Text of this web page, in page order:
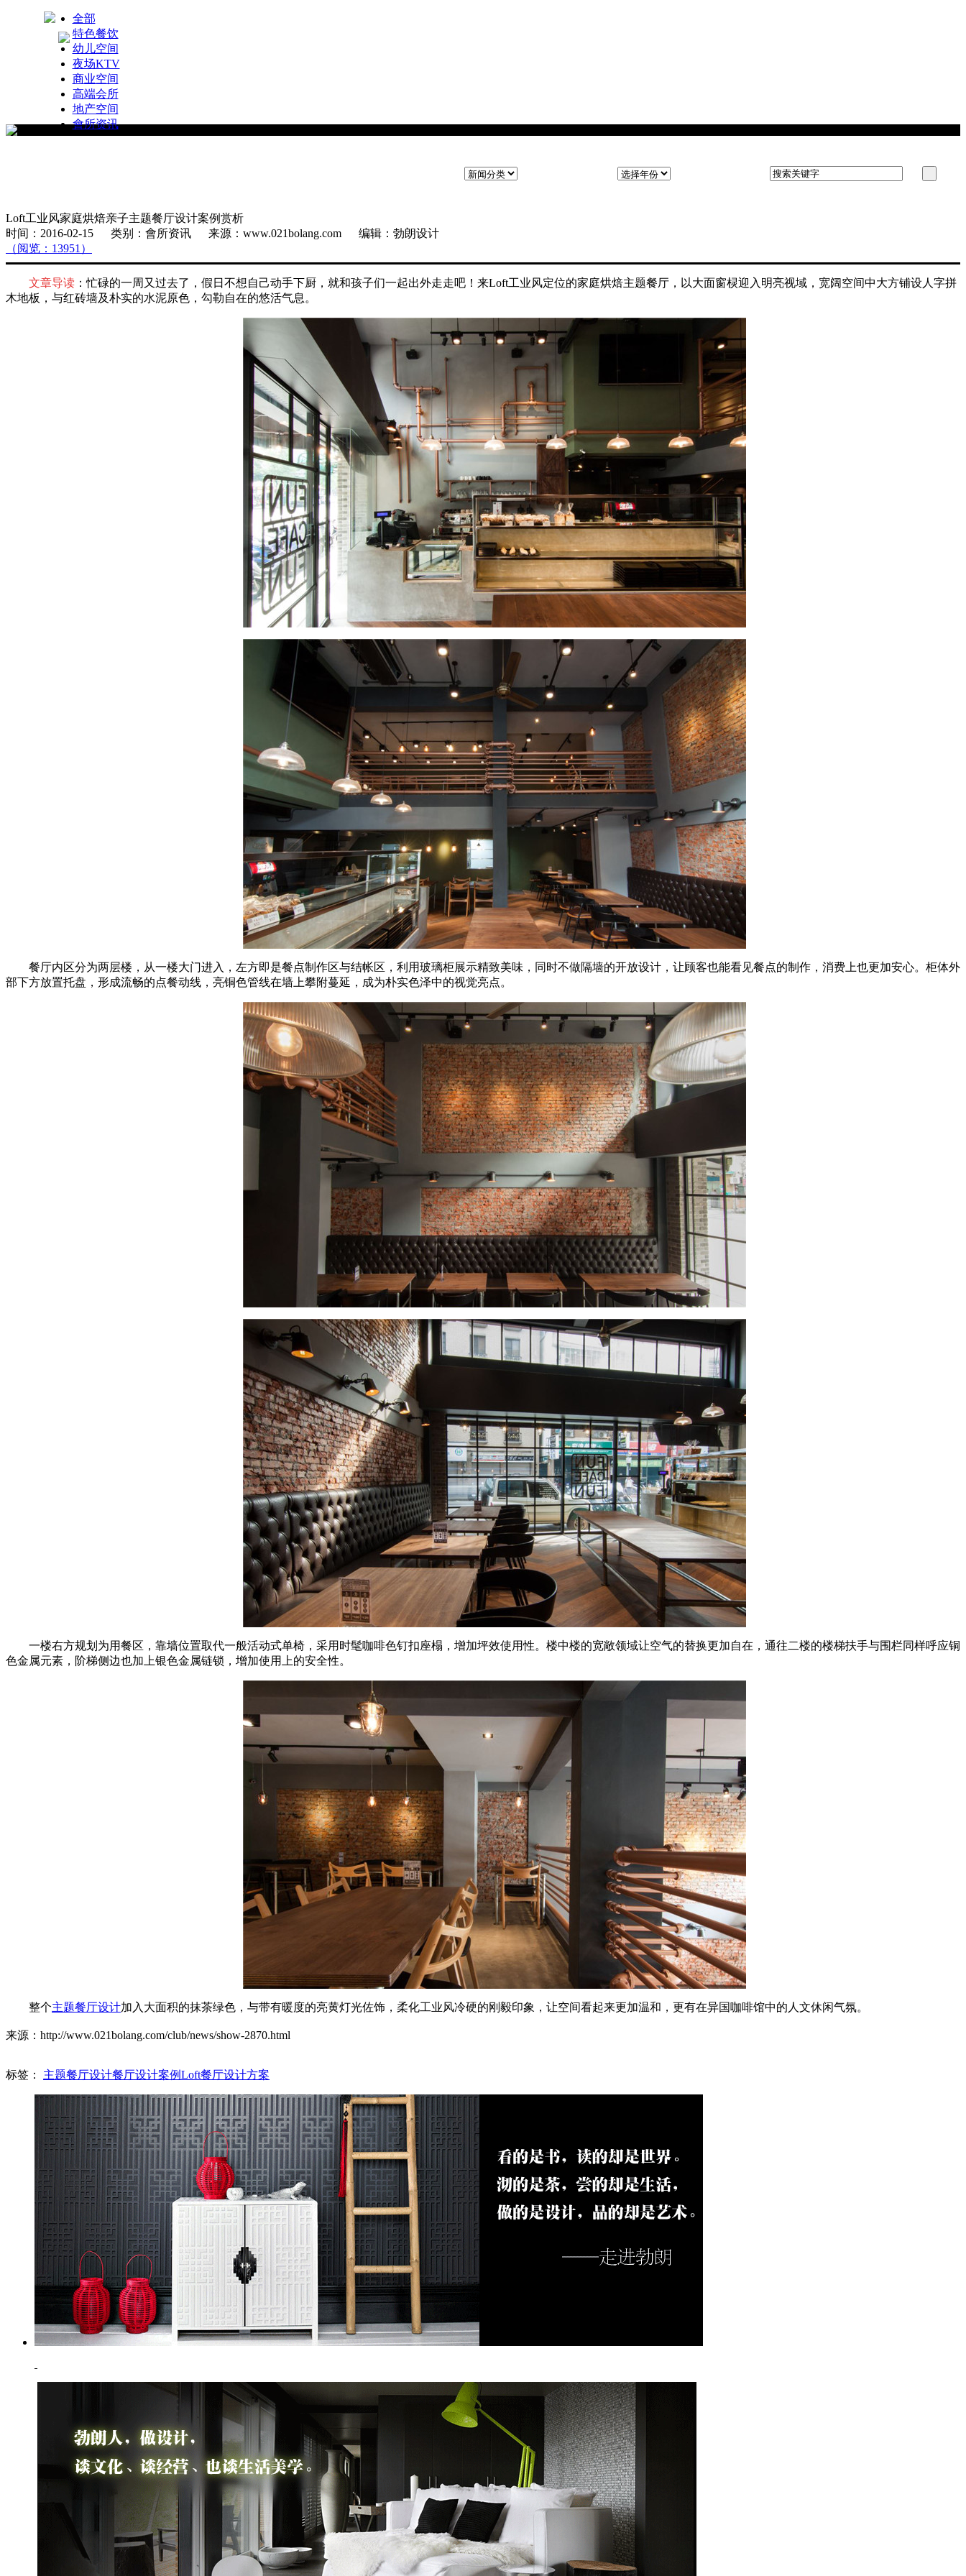
全部
特色餐饮
幼儿空间
夜场KTV
商业空间
高端会所
地产空间
會所资讯
Loft工业风家庭烘焙亲子主题餐厅设计案例赏析
时间：2016-02-15 类别：會所资讯 来源：www.021bolang.com 编辑：勃朗设计
（阅览：13951）
文章导读 ：忙碌的一周又过去了，假日不想自己动手下厨，就和孩子们一起出外走走吧！来Loft工业风定位的家庭烘焙主题餐厅，以大面窗棂迎入明亮视域，宽阔空间中大方铺设人字拼
木地板，与红砖墙及朴实的水泥原色，勾勒自在的悠活气息。
餐厅内区分为两层楼，从一楼大门进入，左方即是餐点制作区与结帐区，利用玻璃柜展示精致美味，同时不做隔墙的开放设计，让顾客也能看见餐点的制作，消费上也更加安心。柜体外
部下方放置托盘，形成流畅的点餐动线，亮铜色管线在墙上攀附蔓延，成为朴实色泽中的视觉亮点。
一楼右方规划为用餐区，靠墙位置取代一般活动式单椅，采用时髦咖啡色钉扣座榻，增加坪效使用性。楼中楼的宽敞领域让空气的替换更加自在，通往二楼的楼梯扶手与围栏同样呼应铜
色金属元素，阶梯侧边也加上银色金属链锁，增加使用上的安全性。
整个主题餐厅设计加入大面积的抹茶绿色，与带有暖度的亮黄灯光佐饰，柔化工业风冷硬的刚毅印象，让空间看起来更加温和，更有在异国咖啡馆中的人文休闲气氛。
来源：http://www.021bolang.com/club/news/show-2870.html
标签： 主题餐厅设计餐厅设计案例Loft餐厅设计方案